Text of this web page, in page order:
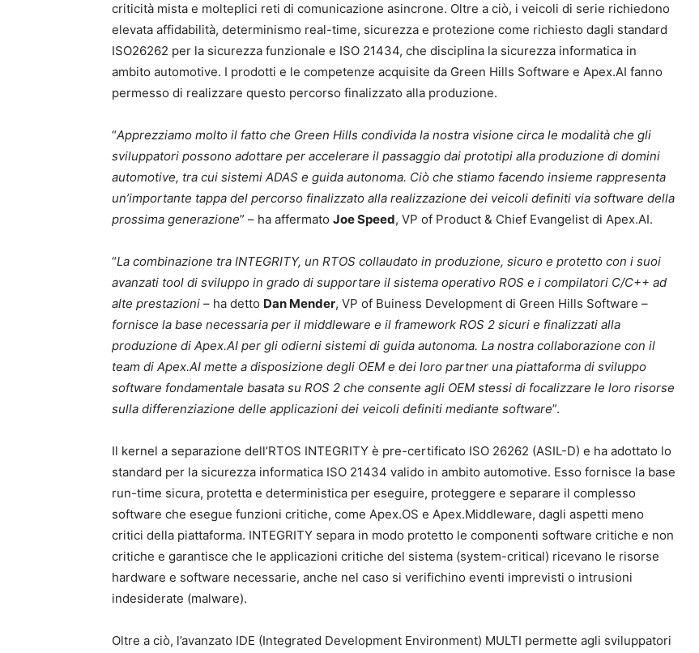
criticità mista e molteplici reti di comunicazione asincrone. Oltre a ciò, i veicoli di serie richiedono
elevata affidabilità, determinismo real-time, sicurezza e protezione come richiesto dagli standard
ISO26262 per la sicurezza funzionale e ISO 21434, che disciplina la sicurezza informatica in
ambito automotive. I prodotti e le competenze acquisite da Green Hills Software e Apex.AI fanno
permesso di realizzare questo percorso finalizzato alla produzione.
“Apprezziamo molto il fatto che Green Hills condivida la nostra visione circa le modalità che gli
sviluppatori possono adottare per accelerare il passaggio dai prototipi alla produzione di domini
automotive, tra cui sistemi ADAS e guida autonoma. Ciò che stiamo facendo insieme rappresenta
un’importante tappa del percorso finalizzato alla realizzazione dei veicoli definiti via software della
prossima generazione” – ha affermato Joe Speed, VP of Product & Chief Evangelist di Apex.AI.
“La combinazione tra INTEGRITY, un RTOS collaudato in produzione, sicuro e protetto con i suoi
avanzati tool di sviluppo in grado di supportare il sistema operativo ROS e i compilatori C/C++ ad
alte prestazioni – ha detto Dan Mender, VP of Buiness Development di Green Hills Software –
fornisce la base necessaria per il middleware e il framework ROS 2 sicuri e finalizzati alla
produzione di Apex.AI per gli odierni sistemi di guida autonoma. La nostra collaborazione con il
team di Apex.AI mette a disposizione degli OEM e dei loro partner una piattaforma di sviluppo
software fondamentale basata su ROS 2 che consente agli OEM stessi di focalizzare le loro risorse
sulla differenziazione delle applicazioni dei veicoli definiti mediante software”.
Il kernel a separazione dell’RTOS INTEGRITY è pre-certificato ISO 26262 (ASIL-D) e ha adottato lo
standard per la sicurezza informatica ISO 21434 valido in ambito automotive. Esso fornisce la base
run-time sicura, protetta e deterministica per eseguire, proteggere e separare il complesso
software che esegue funzioni critiche, come Apex.OS e Apex.Middleware, dagli aspetti meno
critici della piattaforma. INTEGRITY separa in modo protetto le componenti software critiche e non
critiche e garantisce che le applicazioni critiche del sistema (system-critical) ricevano le risorse
hardware e software necessarie, anche nel caso si verifichino eventi imprevisti o intrusioni
indesiderate (malware).
Oltre a ciò, l’avanzato IDE (Integrated Development Environment) MULTI permette agli sviluppatori